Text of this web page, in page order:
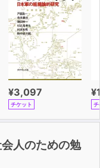
¥3,097
チケット チ
人のための勉